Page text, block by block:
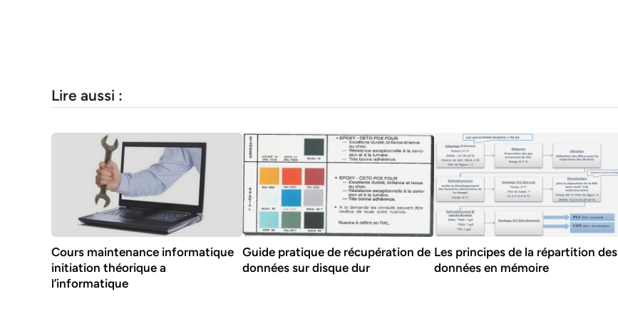
Lire aussi :
Cours maintenance informatique
initiation théorique a
l’informatique
Guide pratique de récupération de
données sur disque dur
Les principes de la répartition des
données en mémoire